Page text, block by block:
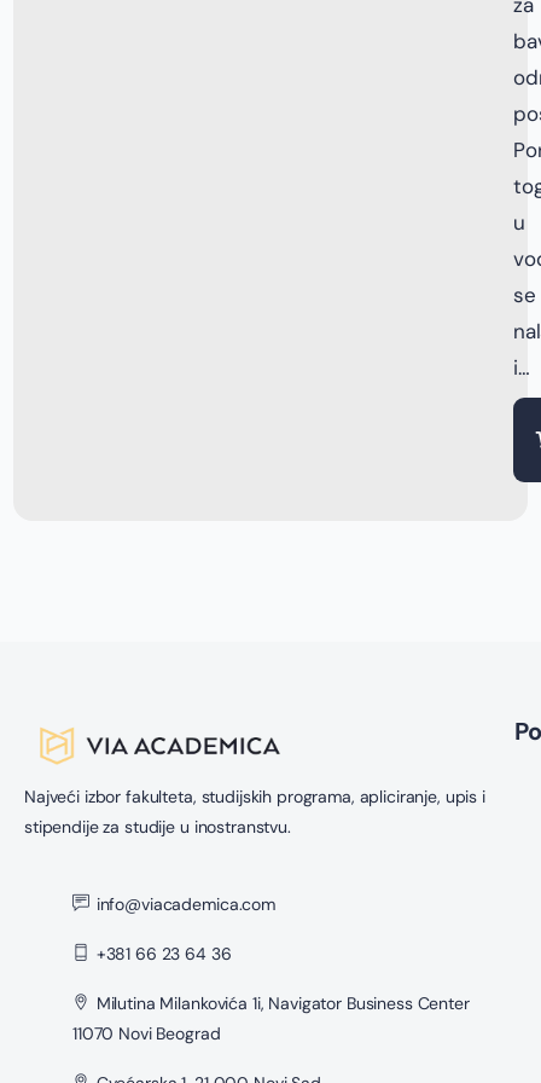
u
se
i…
Najveći izbor fakulteta, studijskih programa, apliciranje, upis i
stipendije za studije u inostranstvu.
info@viacademica.com
+381 66 23 64 36
Milutina Milankovića 1i, Navigator Business Center
11070 Novi Beograd